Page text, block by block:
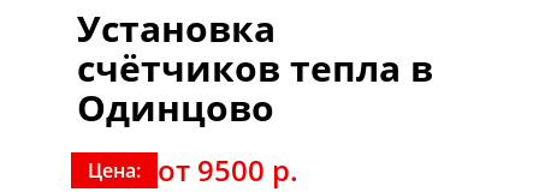
Установка
счётчиков тепла в
Одинцово
Цена: от 9500 р.